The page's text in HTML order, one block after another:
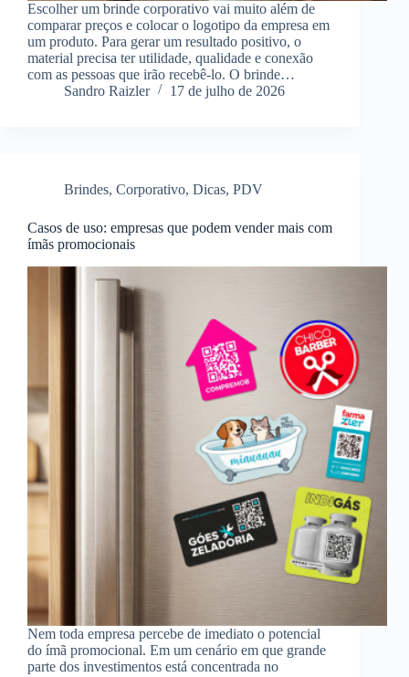
Escolher um brinde corporativo vai muito além de
comparar preços e colocar o logotipo da empresa em
um produto. Para gerar um resultado positivo, o
material precisa ter utilidade, qualidade e conexão
com as pessoas que irão recebê-lo. O brinde…
Sandro Raizler
17 de julho de 2026
Brindes, Corporativo, Dicas, PDV
Casos de uso: empresas que podem vender mais com
ímãs promocionais
Nem toda empresa percebe de imediato o potencial
do ímã promocional. Em um cenário em que grande
parte dos investimentos está concentrada no